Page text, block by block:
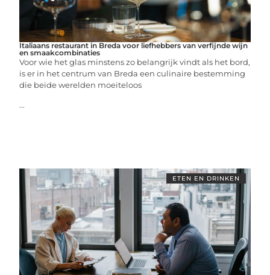
Italiaans restaurant in Breda voor liefhebbers van verfijnde wijn
en smaakcombinaties
Voor wie het glas minstens zo belangrijk vindt als het bord,
is er in het centrum van Breda een culinaire bestemming
die beide werelden moeiteloos
...
ETEN EN DRINKEN